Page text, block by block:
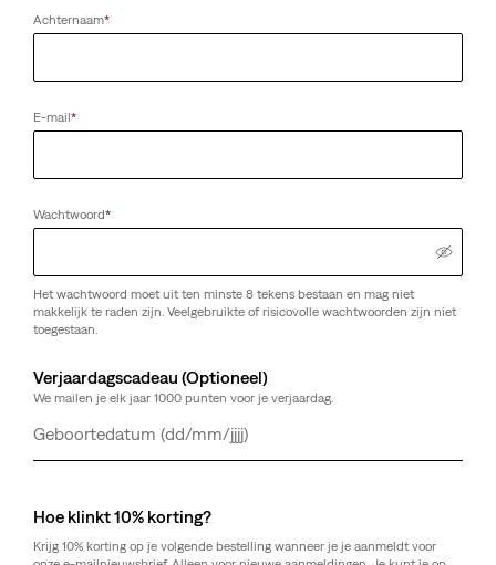
Achternaam*
E-mail*
Wachtwoord*
Het wachtwoord moet uit ten minste 8 tekens bestaan en mag niet
makkelijk te raden zijn. Veelgebruikte of risicovolle wachtwoorden zijn niet
toegestaan.
Verjaardagscadeau (Optioneel)
We mailen je elk jaar 1000 punten voor je verjaardag.
Dag
Maand
Jaar
Hoe klinkt 10% korting?
Krijg 10% korting op je volgende bestelling wanneer je je aanmeldt voor